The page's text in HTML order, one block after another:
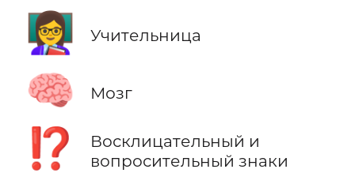
👩‍🏫 Учительница
🧠 Мозг
⁉️
Восклицательный и
вопросительный знаки